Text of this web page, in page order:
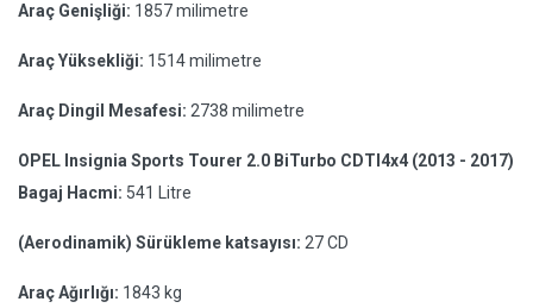
Araç Genişliği: 1857 milimetre
Araç Yüksekliği: 1514 milimetre
Araç Dingil Mesafesi: 2738 milimetre
OPEL Insignia Sports Tourer 2.0 BiTurbo CDTI4x4 (2013 - 2017)
Bagaj Hacmi: 541 Litre
(Aerodinamik) Sürükleme katsayısı: 27 CD
Araç Ağırlığı: 1843 kg